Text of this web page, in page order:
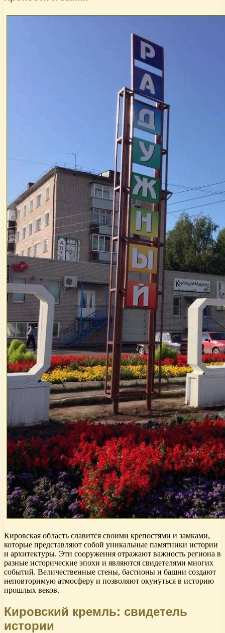
Кировская область славится своими крепостями и замками,
которые представляют собой уникальные памятники истории
и архитектуры. Эти сооружения отражают важность региона в
разные исторические эпохи и являются свидетелями многих
событий. Величественные стены, бастионы и башни создают
неповторимую атмосферу и позволяют окунуться в историю
прошлых веков.
Кировский кремль: свидетель
истории